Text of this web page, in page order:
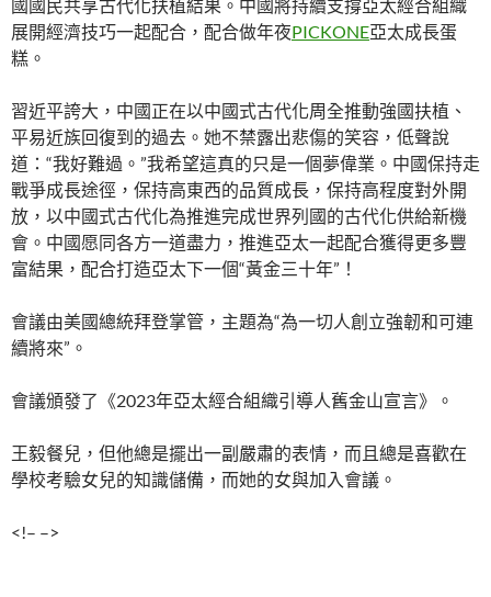
國國民共享古代化扶植結果。中國將持續支撐亞太經合組織
展開經濟技巧一起配合，配合做年夜PICKONE亞太成長蛋
糕。
習近平誇大，中國正在以中國式古代化周全推動強國扶植、
平易近族回復到的過去。她不禁露出悲傷的笑容，低聲說
道：“我好難過。”我希望這真的只是一個夢偉業。中國保持走
戰爭成長途徑，保持高東西的品質成長，保持高程度對外開
放，以中國式古代化為推進完成世界列國的古代化供給新機
會。中國愿同各方一道盡力，推進亞太一起配合獲得更多豐
富結果，配合打造亞太下一個“黃金三十年”！
會議由美國總統拜登掌管，主題為“為一切人創立強韌和可連
續將來”。
會議頒發了《2023年亞太經合組織引導人舊金山宣言》。
王毅餐兒，但他總是擺出一副嚴肅的表情，而且總是喜歡在
學校考驗女兒的知識儲備，而她的女與加入會議。
<!– –>